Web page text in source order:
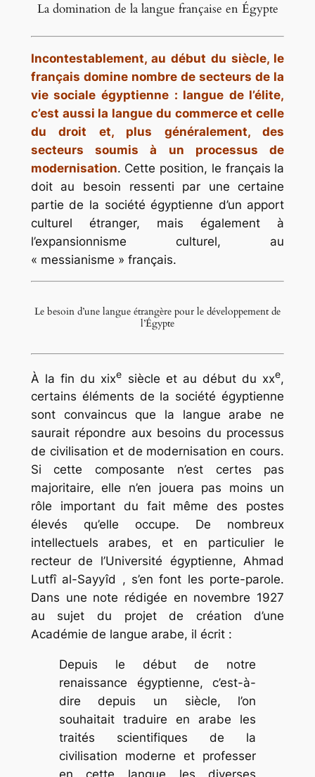
La domination de la langue française en Égypte
Incontestablement, au début du siècle, le
français domine nombre de secteurs de la
vie sociale égyptienne : langue de l’élite,
c’est aussi la langue du commerce et celle
du droit et, plus généralement, des
secteurs soumis à un processus de
modernisation. Cette position, le français la
doit au besoin ressenti par une certaine
partie de la société égyptienne d’un apport
culturel étranger, mais également à
l’expansionnisme culturel, au
« messianisme » français.
Le besoin d’une langue étrangère pour le développement de
l’Égypte
À la fin du xixe siècle et au début du xxe,
certains éléments de la société égyptienne
sont convaincus que la langue arabe ne
saurait répondre aux besoins du processus
de civilisation et de modernisation en cours.
Si cette composante n’est certes pas
majoritaire, elle n’en jouera pas moins un
rôle important du fait même des postes
élevés qu’elle occupe. De nombreux
intellectuels arabes, et en particulier le
recteur de l’Université égyptienne, Ahmad
Lutfî al-Sayyîd , s’en font les porte-parole.
Dans une note rédigée en novembre 1927
au sujet du projet de création d’une
Académie de langue arabe, il écrit :
Depuis le début de notre
renaissance égyptienne, c’est-à-
dire depuis un siècle, l’on
souhaitait traduire en arabe les
traités scientifiques de la
civilisation moderne et professer